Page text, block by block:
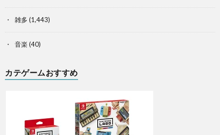
雑多 (1,443)
音楽 (40)
カテゲームおすすめ